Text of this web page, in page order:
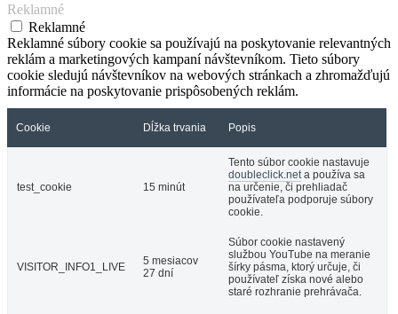
Reklamné
Reklamné
Reklamné súbory cookie sa používajú na poskytovanie relevantných
reklám a marketingových kampaní návštevníkom. Tieto súbory
cookie sledujú návštevníkov na webových stránkach a zhromažďujú
informácie na poskytovanie prispôsobených reklám.
Cookie Dĺžka trvania Popis
test_cookie 15 minút
Tento súbor cookie nastavuje
doubleclick.net a používa sa
na určenie, či prehliadač
používateľa podporuje súbory
cookie.
VISITOR_INFO1_LIVE
5 mesiacov
27 dní
Súbor cookie nastavený
službou YouTube na meranie
šírky pásma, ktorý určuje, či
používateľ získa nové alebo
staré rozhranie prehrávača.